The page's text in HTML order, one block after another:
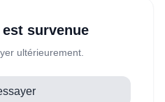
survenue
ultérieurement.